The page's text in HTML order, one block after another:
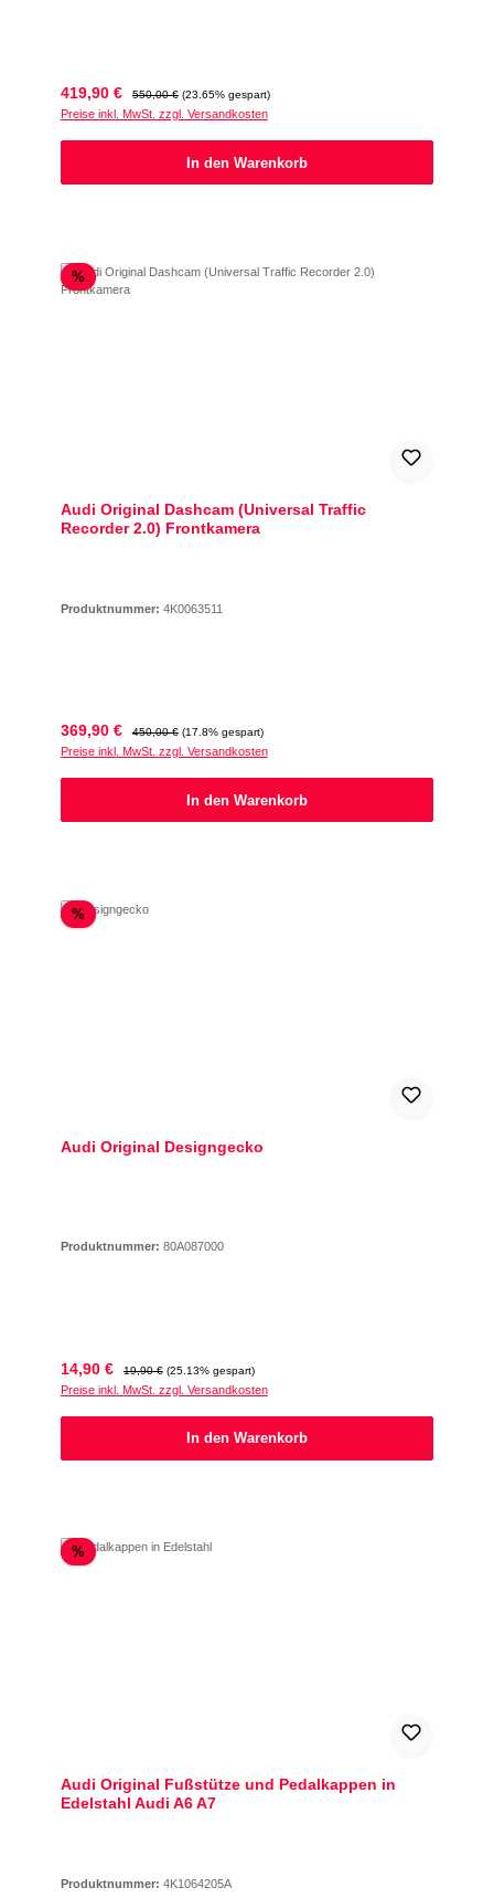
Verkaufspreis:
419,90 € Regulärer Preis:
550,00 € (23.65% gespart)
Preise inkl. MwSt. zzgl. Versandkosten
In den Warenkorb
%Rabatt
Audi Original Dashcam (Universal Traffic
Recorder 2.0) Frontkamera
Produktnummer: 4K0063511
Verkaufspreis:
369,90 € Regulärer Preis:
450,00 € (17.8% gespart)
Preise inkl. MwSt. zzgl. Versandkosten
In den Warenkorb
%Rabatt
Audi Original Designgecko
Produktnummer: 80A087000
Verkaufspreis:
14,90 € Regulärer Preis:
19,90 € (25.13% gespart)
Preise inkl. MwSt. zzgl. Versandkosten
In den Warenkorb
%Rabatt
Audi Original Fußstütze und Pedalkappen in
Edelstahl Audi A6 A7
Produktnummer: 4K1064205A